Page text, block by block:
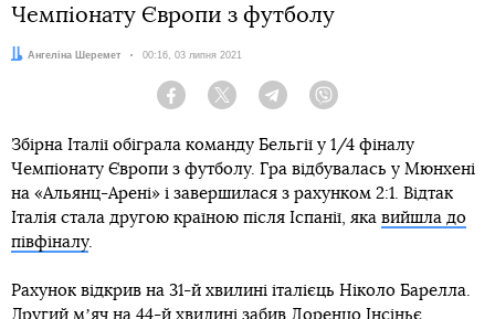
Чемпіонату Європи з футболу
Автор:
Ангеліна Шеремет Дата:
00:16, 03 липня 2021
Facebook Twitter Telegram
Збірна Італії обіграла команду Бельгії у 1/4 фіналу
Чемпіонату Європи з футболу. Гра відбувалась у Мюнхені
на «Альянц-Арені» і завершилася з рахунком 2:1. Відтак
Італія стала другою країною після Іспанії, яка вийшла до
півфіналу.
Рахунок відкрив на 31-й хвилині італієць Ніколо Барелла.
Другий мʼяч на 44-й хвилині забив Лоренцо Інсіньє.